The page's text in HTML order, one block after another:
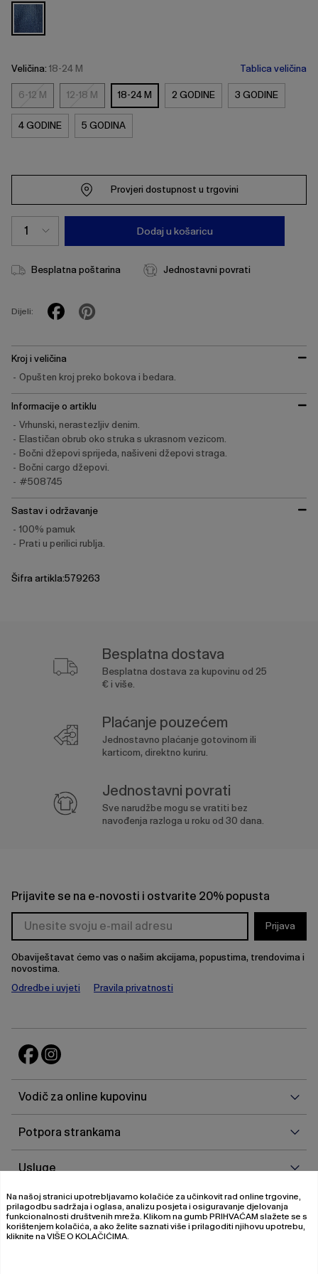
Veličina: 18-24 M Tablica veličina
6-12 M
6-
12
12-18 M
12-
18
18-24 M 2 GODINE 3 GODINE
4 GODINE 5 GODINA
Provjeri dostupnost u trgovini
Dodaj u košaricu
Besplatna poštarina Jednostavni povrati
Dijeli:
Kroj i veličina
Opušten kroj preko bokova i bedara.
Informacije o artiklu
Vrhunski, nerastezljiv denim.
Elastičan obrub oko struka s ukrasnom vezicom.
Bočni džepovi sprijeda, našiveni džepovi straga.
Bočni cargo džepovi.
#508745
Sastav i održavanje
100% pamuk
Prati u perilici rublja.
Šifra artikla:579263
Besplatna dostava
Besplatna dostava za kupovinu od 25
€ i više.
Plaćanje pouzećem
Jednostavno plaćanje gotovinom ili
karticom, direktno kuriru.
Jednostavni povrati
Sve narudžbe mogu se vratiti bez
navođenja razloga u roku od 30 dana.
Prijavite se na e-novosti i ostvarite 20% popusta
Prijava
Obaviještavat ćemo vas o našim akcijama, popustima, trendovima i
novostima.
Odredbe i uvjeti
Pravila privatnosti
Vodič za online kupovinu
Potpora strankama
Usluge
O
O nama
Na našoj stranici upotrebljavamo kolačiće za učinkovit rad online trgovine,
prilagodbu sadržaja i oglasa, analizu posjeta i osiguravanje djelovanja
funkcionalnosti društvenih mreža. Klikom na gumb PRIHVAĆAM slažete se s
korištenjem kolačića, a ako želite saznati više i prilagoditi njihovu upotrebu,
kliknite na VIŠE O KOLAČIĆIMA.